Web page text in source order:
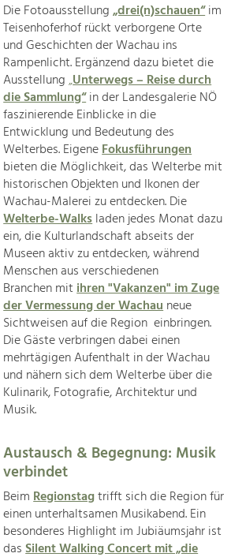
Die Fotoausstellung„drei(n)schauen“im
Teisenhoferhof rückt verborgene Orte
und Geschichten der Wachau ins
Rampenlicht. Ergänzend dazu bietet die
Ausstellung„Unterwegs – Reise durch
die Sammlung“in der Landesgalerie NÖ
faszinierende Einblicke in die
Entwicklung und Bedeutung des
Welterbes. EigeneFokusführungen
bieten die Möglichkeit, das Welterbe mit
historischen Objekten und Ikonen der
Wachau-Malerei zu entdecken. Die
Welterbe-Walksladen jedes Monat dazu
ein, die Kulturlandschaft abseits der
Museen aktiv zu entdecken, während
Menschen aus verschiedenen
Branchen mitihren "Vakanzen" im Zuge
der Vermessung der Wachauneue
Sichtweisen auf die Region einbringen.
Die Gäste verbringen dabei einen
mehrtägigen Aufenthalt in der Wachau
und nähern sich dem Welterbe über die
Kulinarik, Fotografie, Architektur und
Musik.
Austausch & Begegnung: Musik
verbindet
BeimRegionstagtrifft sich die Region für
einen unterhaltsamen Musikabend. Ein
besonderes Highlight im Jubiäumsjahr ist
dasSilent Walking Concert mit „die